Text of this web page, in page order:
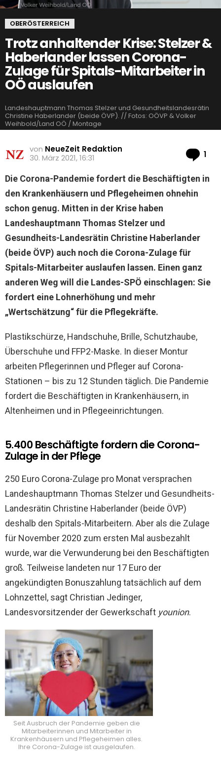
OBERÖSTERREICH
Trotz anhaltender Krise: Stelzer &
Haberlander lassen Corona-
Zulage für Spitals-Mitarbeiter in
OÖ auslaufen
Landeshauptmann Thomas Stelzer und Gesundheitslandesrätin
Christine Haberlander (beide ÖVP). // Fotos: OÖVP & Volker
Weihbold/Land OÖ / Montage
von NeueZeit Redaktion
30. März 2021, 16:31
1
Die Corona-Pandemie fordert die Beschäftigten in
den Krankenhäusern und Pflegeheimen ohnehin
schon genug. Mitten in der Krise haben
Landeshauptmann Thomas Stelzer und
Gesundheits-Landesrätin Christine Haberlander
(beide ÖVP) auch noch die Corona-Zulage für
Spitals-Mitarbeiter auslaufen lassen. Einen ganz
anderen Weg will die Landes-SPÖ einschlagen: Sie
fordert eine Lohnerhöhung und mehr
„Wertschätzung“ für die Pflegekräfte.
Plastikschürze, Handschuhe, Brille, Schutzhaube,
Überschuhe und FFP2-Maske. In dieser Montur
arbeiten Pflegerinnen und Pfleger auf Corona-
Stationen – bis zu 12 Stunden täglich. Die Pandemie
fordert die Beschäftigten in Krankenhäusern, in
Altenheimen und in Pflegeeinrichtungen.
5.400 Beschäftigte fordern die Corona-
Zulage in der Pflege
250 Euro Corona-Zulage pro Monat versprachen
Landeshauptmann Thomas Stelzer und Gesundheits-
Landesrätin Christine Haberlander (beide ÖVP)
deshalb den Spitals-Mitarbeitern. Aber als die Zulage
für November 2020 zum ersten Mal ausbezahlt
wurde, war die Verwunderung bei den Beschäftigten
groß. Teilweise landeten nur 17 Euro der
angekündigten Bonuszahlung tatsächlich auf dem
Lohnzettel, sagt Christian Jedinger,
Landesvorsitzender der Gewerkschaft younion.
Seit Ausbruch der Pandemie geben die
Mitarbeiterinnen und Mitarbeiter in
Krankenhäusern und Pflegeheimen alles.
Ihre Corona-Zulage ist ausgelaufen.